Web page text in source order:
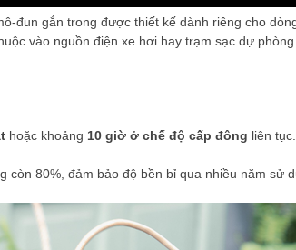
đun gắn trong được thiết kế dành riêng cho
vào nguồn điện xe hơi hay trạm sạc dự phòng
hoặc khoảng 10 giờ ở chế độ cấp đông liên
80%, đảm bảo độ bền bỉ qua nhiều năm sử